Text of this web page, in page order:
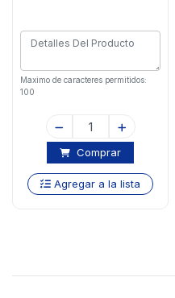
Maximo de caracteres permitidos:
100
Comprar
Agregar a la lista